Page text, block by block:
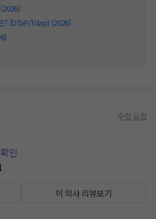
? (DTaP/Tdap) (2026)
수정 요청
인
이 의사 리뷰보기